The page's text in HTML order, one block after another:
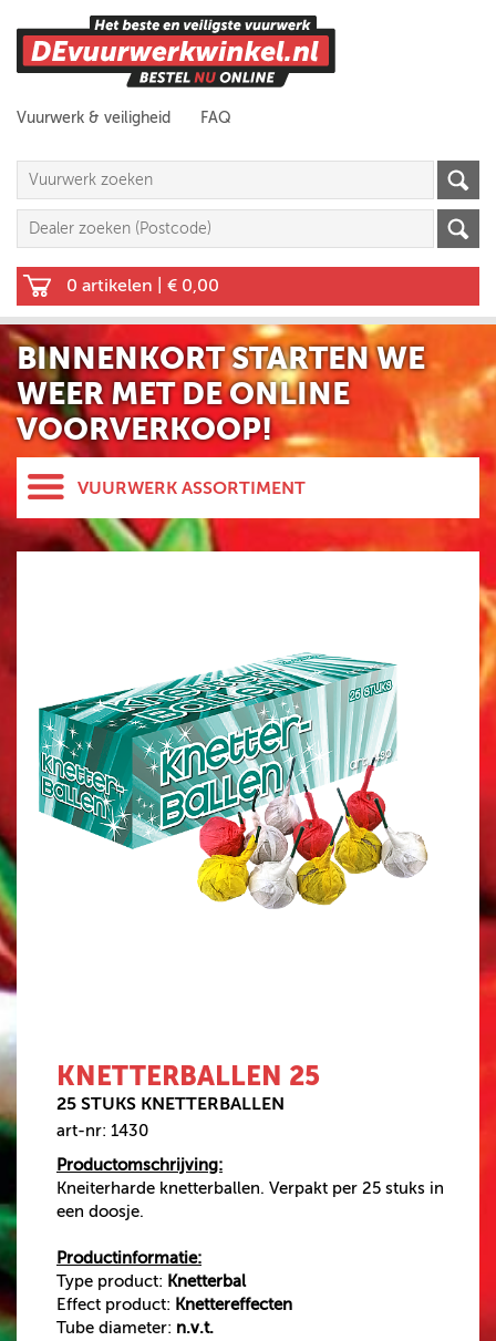
Vuurwerk & veiligheid FAQ
0 artikelen € 0,00
BINNENKORT STARTEN WE
WEER MET DE ONLINE
VOORVERKOOP!
VUURWERK ASSORTIMENT
HELE ASSORTIMENT
ST8MENT
SPINNERS
KNALLERS
CRACKLING
CAT.F1 VUURWERK
BOMB BAGS
500 GRAM
AANBIEDINGEN
VUURWERK
BESTELLEN
KNETTERBALLEN 25
25 STUKS KNETTERBALLEN
art-nr: 1430
Productomschrijving:
Kneiterharde knetterballen. Verpakt per 25 stuks in
een doosje.
Productinformatie:
Type product: Knetterbal
Effect product: Knettereffecten
Tube diameter: n.v.t.